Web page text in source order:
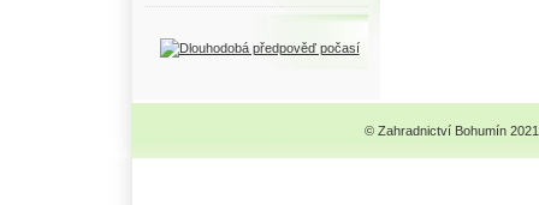
© Zahradnictví Bohumín